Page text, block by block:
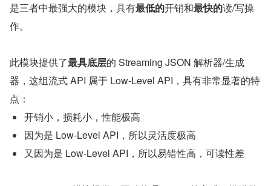
是三者中最强大的模块，具有最低的开销和最快的读/写操
作。
此模块提供了最具底层的 Streaming JSON 解析器/生成
器，这组流式 API 属于 Low-Level API，具有非常显著的特
点：
开销小，损耗小，性能极高
因为是 Low-Level API，所以灵活度极高
又因为是 Low-Level API，所以易错性高，可读性差